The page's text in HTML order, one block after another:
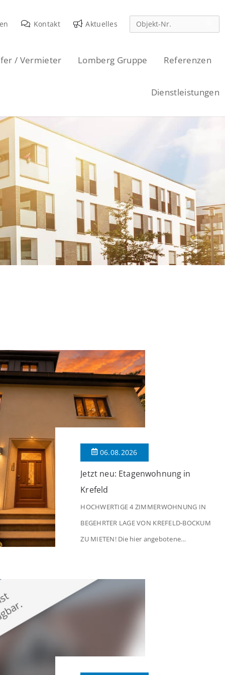
Kontakt Aktuelles
/ Vermieter Lomberg Gruppe Referenzen
Dienstleistungen
06.08.2026
Jetzt neu: Etagenwohnung in
Krefeld
HOCHWERTIGE 4 ZIMMERWOHNUNG IN
BEGEHRTER LAGE VON KREFELD-BOCKUM
ZU MIETEN! Die hier angebotene
in begehrter Wohnlage von Krefeld-Bockum.